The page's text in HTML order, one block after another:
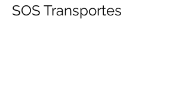
SOS Transportes